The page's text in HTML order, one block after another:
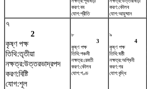
করণ:বব
যোগ:প্রীতি
করণ:কৌলব
যোগ:আয়ুষ্মান
৭
2
কৃষ্ণ পক্ষ
তিথি:তৃতীয়া
নক্ষত্র:উত্তরভাদ্রপদ
করণ:বিষ্টি
যোগ:শূল
৮
3
কৃষ্ণ পক্ষ
তিথি:পঞ্চমী
নক্ষত্র:রেবতী
করণ:কৌলব
যোগ:গণ্ড
৯
4
কৃষ্ণ পক্ষ
তিথি:ষষ্ঠী
নক্ষত্র:অশ্বিনী
করণ:গর
যোগ:বৃদ্ধি